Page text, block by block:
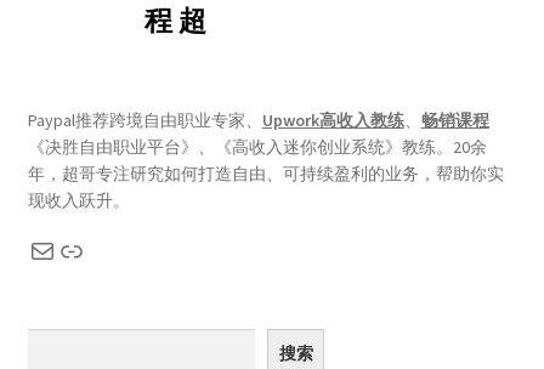
程 超
Paypal推荐跨境自由职业专家、 Upwork高收入教练、 畅销课程
《决胜自由职业平台》、《高收入迷你创业系统》教练。20余
年，超哥专注研究如何打造自由、可持续盈利的业务，帮助你实
现收入跃升。
搜索